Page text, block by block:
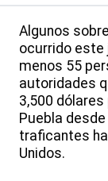
Algunos
ocurrido este
menos 55
autoridades
3,500
Puebla
traficantes
Unidos.